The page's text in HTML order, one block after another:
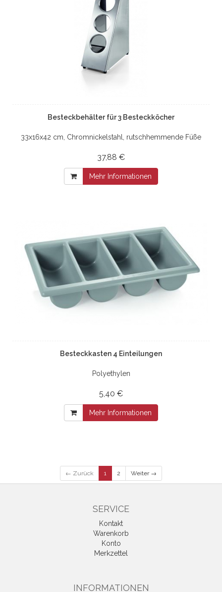
Besteckbehälter für 3 Besteckköcher
33x16x42 cm, Chromnickelstahl, rutschhemmende Füße
37,88 €
Mehr Informationen
Besteckkasten 4 Einteilungen
Polyethylen
5,40 €
Mehr Informationen
← Zurück 1 2 Weiter →
SERVICE
Kontakt
Warenkorb
Konto
Merkzettel
INFORMATIONEN